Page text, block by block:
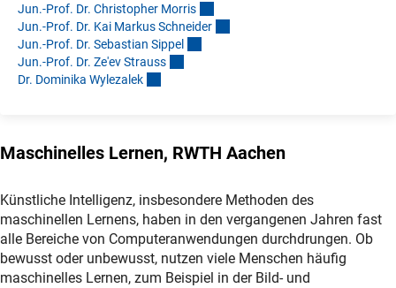
Jun.-Prof. Dr. Christopher Morris
Jun.-Prof. Dr. Kai Markus Schneider
Jun.-Prof. Dr. Sebastian Sippe
Jun.-Prof. Dr. Ze'ev Strauss
Dr. Dominika Wylezalek
Maschinelles Lernen, RWTH Aachen
Künstliche Intelligenz, insbesondere Methoden des
maschinellen Lernens, haben in den vergangenen Jahren fast
alle Bereiche von Computeranwendungen durchdrungen. Ob
bewusst oder unbewusst, nutzen viele Menschen häufig
maschinelles Lernen, zum Beispiel in der Bild- und